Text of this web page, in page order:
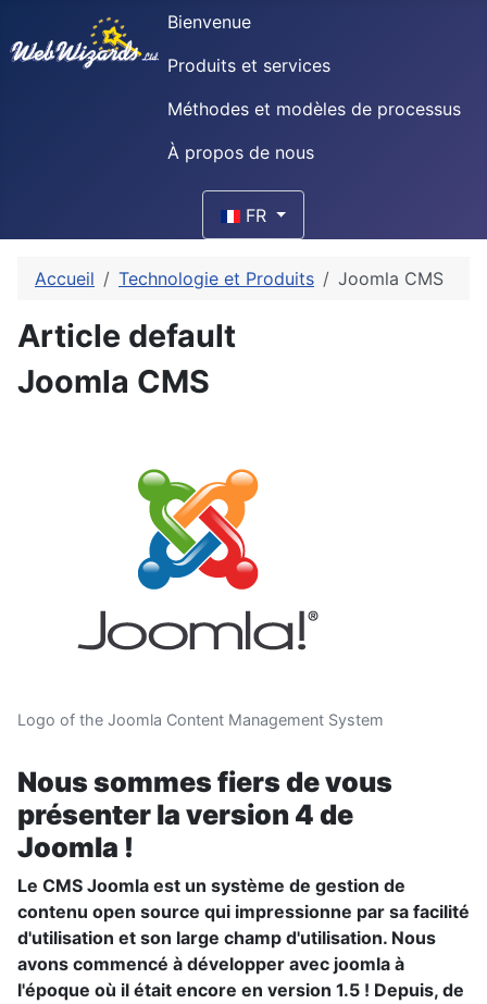
Bienvenue
Produits et services
Méthodes et modèles de processus
À propos de nous
Sélectionnez votre langue
FR
Accueil Technologie et Produits Joomla CMS
Article default
Joomla CMS
Logo of the Joomla Content Management System
Nous sommes fiers de vous
présenter la version 4 de
Joomla !
Le CMS Joomla est un système de gestion de
contenu open source qui impressionne par sa facilité
d'utilisation et son large champ d'utilisation. Nous
avons commencé à développer avec joomla à
l'époque où il était encore en version 1.5 ! Depuis, de